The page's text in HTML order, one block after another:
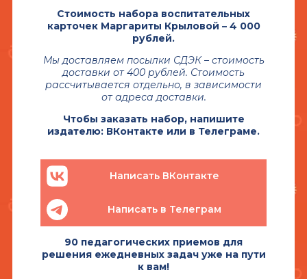
Стоимость набора воспитательных
карточек Маргариты Крыловой – 4 000
рублей.
Мы доставляем посылки СДЭК – стоимость
доставки от 400 рублей. Стоимость
рассчитывается отдельно, в зависимости
от адреса доставки.
Чтобы заказать набор, напишите
издателю: ВКонтакте или в Телеграме.
Написать ВКонтакте
Написать в Телеграм
90 педагогических приемов для
решения ежедневных задач уже на пути
к вам!